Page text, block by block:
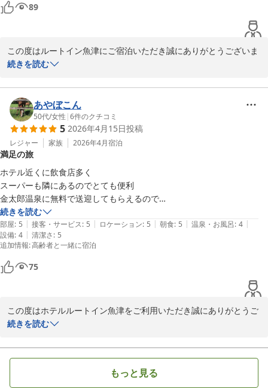
89
この度はルートイン魚津にご宿泊いただき誠にありがとうございま
す。滞在中は、朝食や駐車場など満足していただけたようでスタッ
ルートイン魚津では、季節ごとにオリジナルのメニューをご用意し
ており、富山県産のコシヒカリも多くのお客様から美味しいとのお
声をいただいております。
また魚津にお越しの際には、ルートイン魚津をご利用くださいま
せ。
スタッフ一同お待ちしております。
ホテルルートイン魚津
2026-04-21
続きを読む
あやぼこん
50代/女性 |6件のクチコミ
5 2026年4月15日投稿
レジャー 家族 2026年4月宿泊
満足の旅
ホテル近くに飲食店多く
スーパーも隣にあるのでとても便利
金太郎温泉に無料で送迎してもらえるので
家族は喜んで入りに行きました
魚津に来たらまた泊まります
続きを読む
部屋: 5 | 接客・サービス: 5 | ロケーション: 5 | 朝食: 5 | 温泉・お風呂: 4 |
設備: 4 | 清潔さ: 5
追加情報:高齢者と一緒に宿泊
75
この度はホテルルートイン魚津をご利用いただき誠にありがとうご
ざいます。また、近隣の飲食店や金太郎温泉にも満足していただけ
金太郎温泉はにっぽんの温泉100選に入選した天然温泉です。そし
てルートイン魚津からの無料のシャトルバスは他のお客様にも大変
喜ばれております。次回も是非ご利用くださいませ。
続きを読む
もっと見る